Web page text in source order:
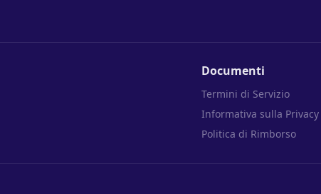
Documenti
Termini di Servizio
Informativa sulla Privacy
Politica di Rimborso